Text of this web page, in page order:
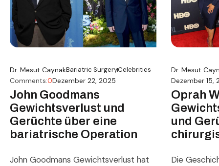
Dr. Mesut CaynakBariatric SurgeryCelebrities
0
Comments: Dezember 22, 2025
John Goodmans
Gewichtsverlust und
Gerüchte über eine
bariatrische Operation
John Goodmans Gewichtsverlust hat
Dr. Mesut
Dezember 15,
Oprah
und
Die